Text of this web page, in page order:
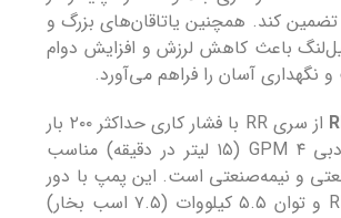
تضمین کند. همچنین یاتاقان‌های بزرگ و
باعث کاهش لرزش و افزایش دوام
آسان را فراهم می‌آورد.
از سری RR با فشار کاری حداکثر ۲۰۰ بار
(۲۹۰۰ PSI) و دبی ۴ GPM (۱۵ لیتر در دقیقه) مناسب
و نیمه‌صنعتی است. این پمپ با دور
موتور ۱۴۵۰ RPM و توان ۵.۵ کیلووات (۷.۵ اسب بخار)